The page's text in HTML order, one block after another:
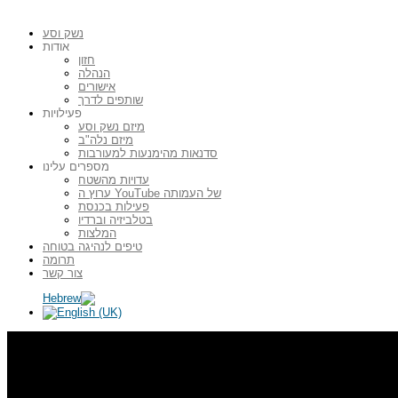
נשק וסע
אודות
חזון
הנהלה
אישורים
שותפים לדרך
פעילויות
מיזם נשק וסע
מיזם נלה"ב
סדנאות מהימנעות למעורבות
מספרים עלינו
עדויות מהשטח
ערוץ ה YouTube של העמותה
פעילות בכנסת
בטלביזיה וברדיו
המלצות
טיפים לנהיגה בטוחה
תרומה
צור קשר